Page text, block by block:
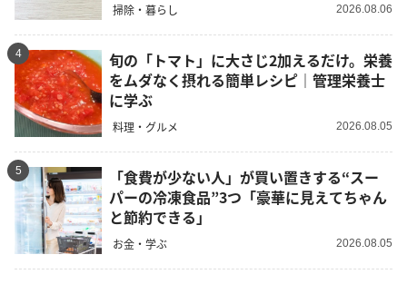
掃除・暮らし 2026.08.06
4
旬の「トマト」に大さじ2加えるだけ。栄養
をムダなく摂れる簡単レシピ｜管理栄養士
に学ぶ
料理・グルメ 2026.08.05
5
「食費が少ない人」が買い置きする“スー
パーの冷凍食品”3つ「豪華に見えてちゃん
と節約できる」
お金・学ぶ 2026.08.05